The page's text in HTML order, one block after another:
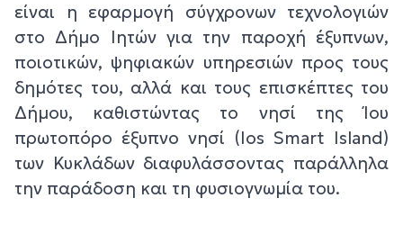
είναι η εφαρμογή σύγχρονων τεχνολογιών
στο Δήμο Ιητών για την παροχή έξυπνων,
ποιοτικών, ψηφιακών υπηρεσιών προς τους
δημότες του, αλλά και τους επισκέπτες του
Δήμου, καθιστώντας το νησί της Ίου
πρωτοπόρο έξυπνο νησί (Ios Smart Island)
των Κυκλάδων διαφυλάσσοντας παράλληλα
την παράδοση και τη φυσιογνωμία του.